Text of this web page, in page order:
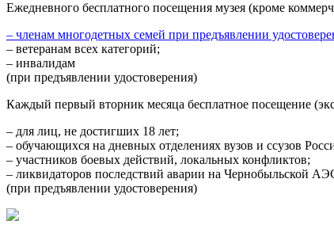
Ежедневного бесплатного посещения музея (кроме
– членам многодетных семей при предъявлении
– ветеранам всех категорий;
– инвалидам
(при предъявлении удостоверения)
Каждый первый вторник месяца бесплатное посещение
– для лиц, не достигших 18 лет;
– обучающихся на дневных отделениях вузов и ссузов
– участников боевых действий, локальных конфликтов;
– ликвидаторов последствий аварии на Чернобыльской
(при предъявлении удостоверения)